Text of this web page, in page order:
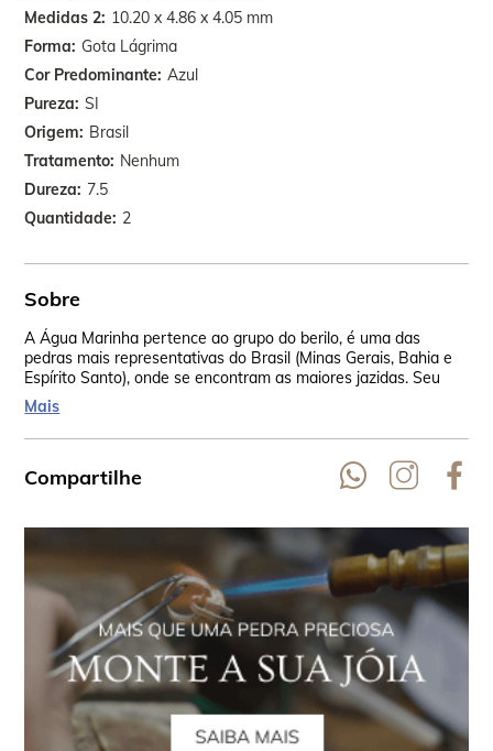
Medidas 2 10.20 x 4.86 x 4.05 mm
Forma Gota Lágrima
Cor Predominante Azul
Pureza SI
Origem Brasil
Tratamento Nenhum
Dureza 7.5
Quantidade 2
Sobre
A Água Marinha pertence ao grupo do berilo, é uma das
pedras mais representativas do Brasil (Minas Gerais, Bahia e
Espírito Santo), onde se encontram as maiores jazidas. Seu
nome é por causa de sua similaridade com a água do mar, que
vem do latim aquamarine. Ela está presente em todos os
continentes.
Mais
Compartilhe